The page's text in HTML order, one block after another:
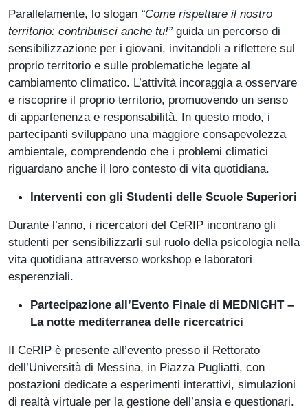
Parallelamente, lo slogan “Come rispettare il nostro
territorio: contribuisci anche tu!”guida un percorso di
sensibilizzazione per i giovani, invitandoli a riflettere sul
proprio territorio e sulle problematiche legate al
cambiamento climatico. L’attività incoraggia a osservare
e riscoprire il proprio territorio, promuovendo un senso
di appartenenza e responsabilità. In questo modo, i
partecipanti sviluppano una maggiore consapevolezza
ambientale, comprendendo che i problemi climatici
riguardano anche il loro contesto di vita quotidiana.
Interventi con gli Studenti delle Scuole Superiori
Durante l’anno, i ricercatori del CeRIP incontrano gli
studenti per sensibilizzarli sul ruolo della psicologia nella
vita quotidiana attraverso workshop e laboratori
esperenziali.
Partecipazione all’Evento Finale di MEDNIGHT –
La notte mediterranea delle ricercatrici
Il CeRIP è presente all’evento presso il Rettorato
dell’Università di Messina, in Piazza Pugliatti, con
postazioni dedicate a esperimenti interattivi, simulazioni
di realtà virtuale per la gestione dell’ansia e questionari.